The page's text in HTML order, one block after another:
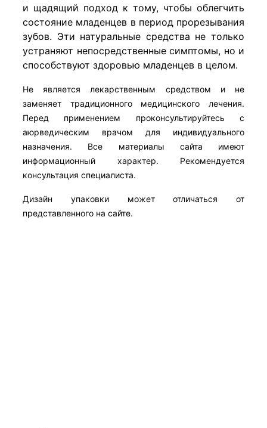
и щадящий подход к тому, чтобы облегчить
состояние младенцев в период прорезывания
зубов. Эти натуральные средства не только
устраняют непосредственные симптомы, но и
способствуют здоровью младенцев в целом.
Не является лекарственным средством и не
заменяет традиционного медицинского лечения.
Перед применением проконсультируйтесь с
аюрведическим врачом для индивидуального
назначения. Все материалы сайта имеют
информационный характер. Рекомендуется
консультация специалиста.
Дизайн упаковки может отличаться от
представленного на сайте.